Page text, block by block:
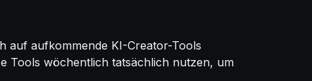
auf aufkommende KI-Creator-Tools
Tools wöchentlich tatsächlich nutzen, um